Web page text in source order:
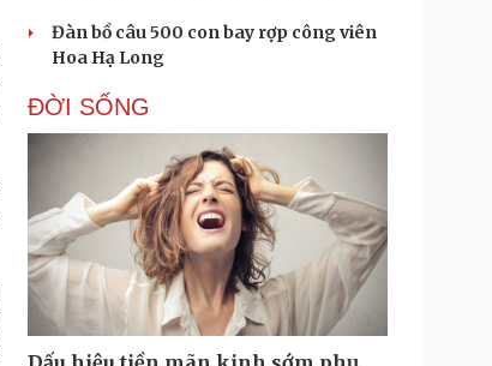
Đàn bồ câu 500 con bay rợp công viên
Hoa Hạ Long
ĐỜI SỐNG